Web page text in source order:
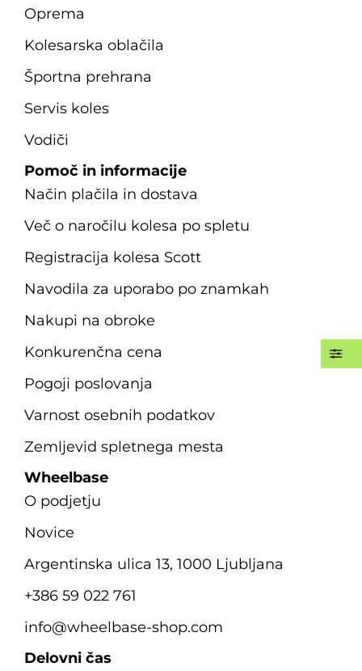
Oprema
Kolesarska oblačila
Športna prehrana
Servis koles
Vodiči
Pomoč in informacije
Način plačila in dostava
Več o naročilu kolesa po spletu
Registracija kolesa Scott
Navodila za uporabo po znamkah
Nakupi na obroke
Konkurenčna cena
Pogoji poslovanja
Varnost osebnih podatkov
Zemljevid spletnega mesta
Wheelbase
O podjetju
Novice
Argentinska ulica 13, 1000 Ljubljana
+386 59 022 761
info@wheelbase-shop.com
Delovni čas